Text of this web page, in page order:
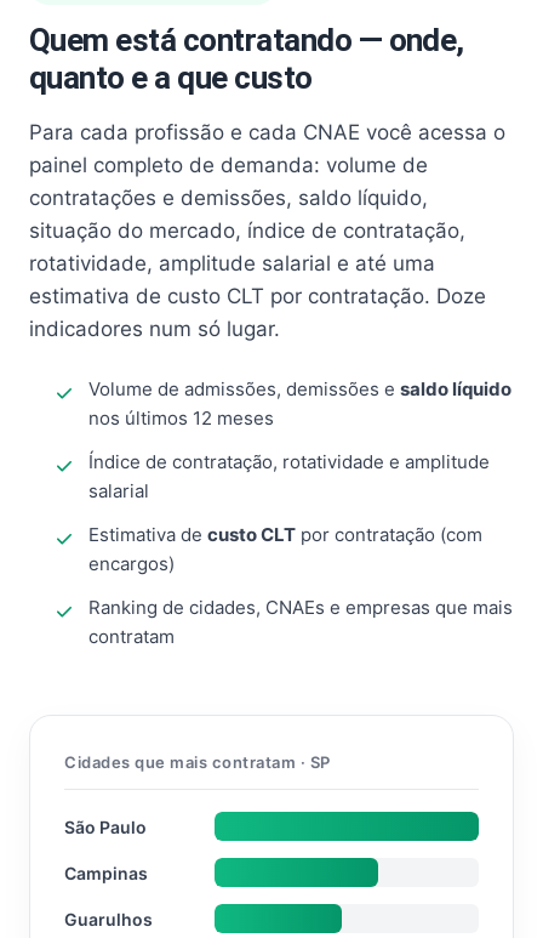
Quem está contratando — onde,
quanto e a que custo
Para cada profissão e cada CNAE você acessa o
painel completo de demanda: volume de
contratações e demissões, saldo líquido,
situação do mercado, índice de contratação,
rotatividade, amplitude salarial e até uma
estimativa de custo CLT por contratação. Doze
indicadores num só lugar.
Volume de admissões, demissões e saldo líquido
nos últimos 12 meses
Índice de contratação, rotatividade e amplitude
salarial
Estimativa de custo CLT por contratação (com
encargos)
Ranking de cidades, CNAEs e empresas que mais
contratam
Cidades que mais contratam · SP
São Paulo
Campinas
Guarulhos